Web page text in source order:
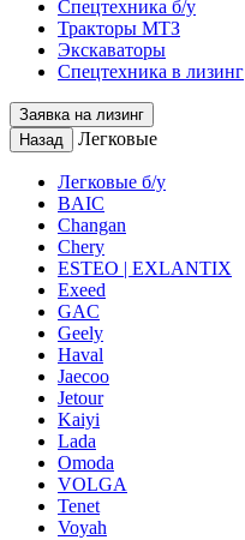
Спецтехника б/у
Тракторы МТЗ
Экскаваторы
Спецтехника в лизинг
Заявка на лизинг
Назад
Легковые
Легковые б/у
BAIC
Changan
Chery
ESTEO | EXLANTIX
Exeed
GAC
Geely
Haval
Jaecoo
Jetour
Kaiyi
Lada
Omoda
VOLGA
Tenet
Voyah